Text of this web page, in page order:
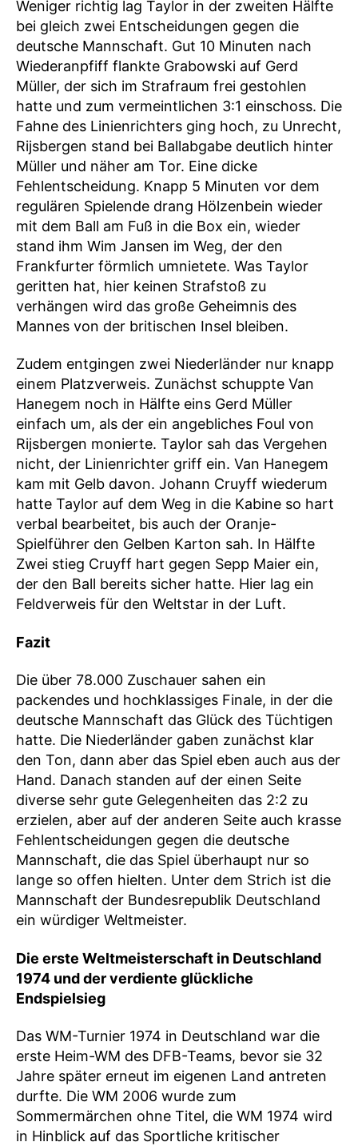
Weniger richtig lag Taylor in der zweiten Hälfte
bei gleich zwei Entscheidungen gegen die
deutsche Mannschaft. Gut 10 Minuten nach
Wiederanpfiff flankte Grabowski auf Gerd
Müller, der sich im Strafraum frei gestohlen
hatte und zum vermeintlichen 3:1 einschoss. Die
Fahne des Linienrichters ging hoch, zu Unrecht,
Rijsbergen stand bei Ballabgabe deutlich hinter
Müller und näher am Tor. Eine dicke
Fehlentscheidung. Knapp 5 Minuten vor dem
regulären Spielende drang Hölzenbein wieder
mit dem Ball am Fuß in die Box ein, wieder
stand ihm Wim Jansen im Weg, der den
Frankfurter förmlich umnietete. Was Taylor
geritten hat, hier keinen Strafstoß zu
verhängen wird das große Geheimnis des
Mannes von der britischen Insel bleiben.
Zudem entgingen zwei Niederländer nur knapp
einem Platzverweis. Zunächst schuppte Van
Hanegem noch in Hälfte eins Gerd Müller
einfach um, als der ein angebliches Foul von
Rijsbergen monierte. Taylor sah das Vergehen
nicht, der Linienrichter griff ein. Van Hanegem
kam mit Gelb davon. Johann Cruyff wiederum
hatte Taylor auf dem Weg in die Kabine so hart
verbal bearbeitet, bis auch der Oranje-
Spielführer den Gelben Karton sah. In Hälfte
Zwei stieg Cruyff hart gegen Sepp Maier ein,
der den Ball bereits sicher hatte. Hier lag ein
Feldverweis für den Weltstar in der Luft.
Fazit
Die über 78.000 Zuschauer sahen ein
packendes und hochklassiges Finale, in der die
deutsche Mannschaft das Glück des Tüchtigen
hatte. Die Niederländer gaben zunächst klar
den Ton, dann aber das Spiel eben auch aus der
Hand. Danach standen auf der einen Seite
diverse sehr gute Gelegenheiten das 2:2 zu
erzielen, aber auf der anderen Seite auch krasse
Fehlentscheidungen gegen die deutsche
Mannschaft, die das Spiel überhaupt nur so
lange so offen hielten. Unter dem Strich ist die
Mannschaft der Bundesrepublik Deutschland
ein würdiger Weltmeister.
Die erste Weltmeisterschaft in Deutschland
1974 und der verdiente glückliche
Endspielsieg
Das WM-Turnier 1974 in Deutschland war die
erste Heim-WM des DFB-Teams, bevor sie 32
Jahre später erneut im eigenen Land antreten
durfte. Die WM 2006 wurde zum
Sommermärchen ohne Titel, die WM 1974 wird
in Hinblick auf das Sportliche kritischer